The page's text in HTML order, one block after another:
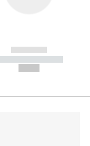
------------
-----------